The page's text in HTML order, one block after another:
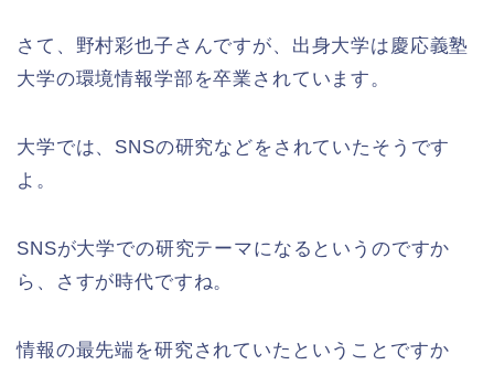
さて、野村彩也子さんですが、出身大学は慶応義塾
大学の環境情報学部を卒業されています。
大学では、SNSの研究などをされていたそうです
よ。
SNSが大学での研究テーマになるというのですか
ら、さすが時代ですね。
情報の最先端を研究されていたということですか